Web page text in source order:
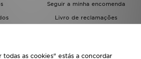
Seguir a minha encomenda
Livro de reclamações
as cookies" estás a concordar